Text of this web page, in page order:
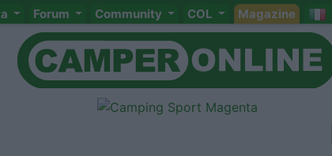
Forum Community COL Magazine